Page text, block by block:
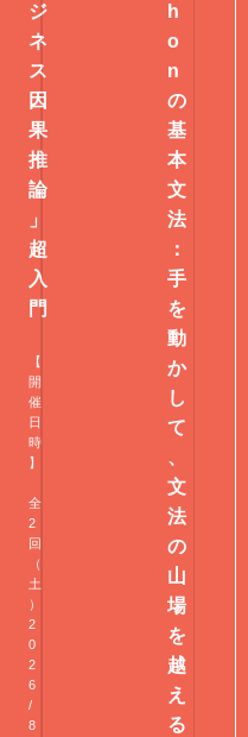
ジ
ネ
ス
因
果
推
論
」
超
入
門
【
開
催
日
時
】
全
2
回
（
土
）
2
0
2
6
/
8
h
o
n
の
基
本
文
法
：
手
を
動
か
し
て
、
文
法
の
山
場
を
越
え
る